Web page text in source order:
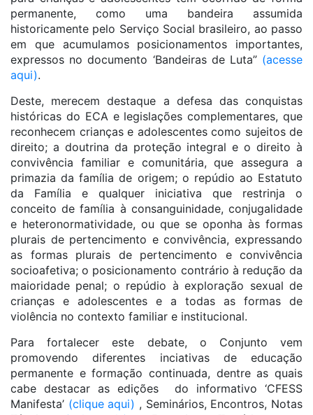
permanente, como uma bandeira assumida
historicamente pelo Serviço Social brasileiro, ao passo
em que acumulamos posicionamentos importantes,
expressos no documento ‘Bandeiras de Luta” (acesse
aqui).
Deste, merecem destaque a defesa das conquistas
históricas do ECA e legislações complementares, que
reconhecem crianças e adolescentes como sujeitos de
direito; a doutrina da proteção integral e o direito à
convivência familiar e comunitária, que assegura a
primazia da família de origem; o repúdio ao Estatuto
da Família e qualquer iniciativa que restrinja o
conceito de família à consanguinidade, conjugalidade
e heteronormatividade, ou que se oponha às formas
plurais de pertencimento e convivência, expressando
as formas plurais de pertencimento e convivência
socioafetiva; o posicionamento contrário à redução da
maioridade penal; o repúdio à exploração sexual de
crianças e adolescentes e a todas as formas de
violência no contexto familiar e institucional.
Para fortalecer este debate, o Conjunto vem
promovendo diferentes inciativas de educação
permanente e formação continuada, dentre as quais
cabe destacar as edições do informativo ‘CFESS
Manifesta’ (clique aqui) , Seminários, Encontros, Notas